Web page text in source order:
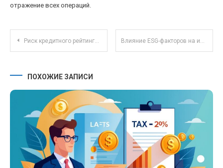
отражение всех операций.
Навигация по записям
Риск кредитного рейтинга: как изменение рейтинга влияет на стоимость облигаций в портфеле Влияние ESG-факторов на инвестиционные стратегии на российском фондовом рынке
ПОХОЖИЕ ЗАПИСИ